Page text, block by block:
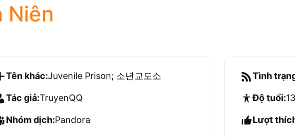
Niên
Tên khác:Juvenile Prison; 소년교도소
Tác giả:TruyenQQ
Nhóm dịch:Pandora
Tình
Độ tuổi:
Lượt